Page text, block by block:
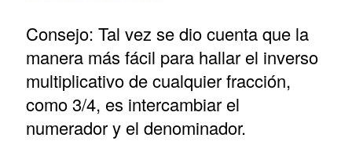
Consejo: Tal vez se dio cuenta que la
manera más fácil para hallar el inverso
multiplicativo de cualquier fracción,
como 3/4, es intercambiar el
numerador y el denominador.